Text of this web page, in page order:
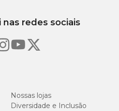
500mg/kg
Nossas lojas
Diversidade e Inclusão
nas redes sociais